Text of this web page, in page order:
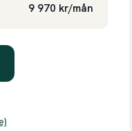
9 970 kr/mån